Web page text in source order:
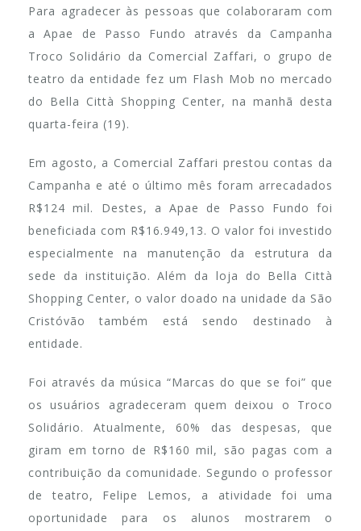
Para agradecer às pessoas que colaboraram com
a Apae de Passo Fundo através da Campanha
Troco Solidário da Comercial Zaffari, o grupo de
teatro da entidade fez um Flash Mob no mercado
do Bella Città Shopping Center, na manhã desta
quarta-feira (19).
Em agosto, a Comercial Zaffari prestou contas da
Campanha e até o último mês foram arrecadados
R$124 mil. Destes, a Apae de Passo Fundo foi
beneficiada com R$16.949,13. O valor foi investido
especialmente na manutenção da estrutura da
sede da instituição. Além da loja do Bella Città
Shopping Center, o valor doado na unidade da São
Cristóvão também está sendo destinado à
entidade.
Foi através da música “Marcas do que se foi” que
os usuários agradeceram quem deixou o Troco
Solidário. Atualmente, 60% das despesas, que
giram em torno de R$160 mil, são pagas com a
contribuição da comunidade. Segundo o professor
de teatro, Felipe Lemos, a atividade foi uma
oportunidade para os alunos mostrarem o